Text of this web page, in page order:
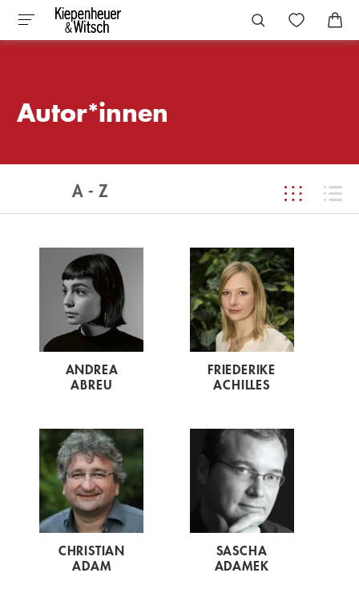
Autor*innen
A - Z
ANDREA
ABREU
FRIEDERIKE
ACHILLES
CHRISTIAN
ADAM
SASCHA
ADAMEK